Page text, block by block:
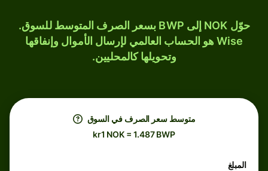
حوّل NOK إلى BWP بسعر الصرف المتوسط للسوق.
Wise هو الحساب العالمي لإرسال الأموال وإنفاقها
وتحويلها كالمحليين.
متوسط ​​سعر الصرف في السوق
kr1 NOK = 1.487 BWP
المبلغ